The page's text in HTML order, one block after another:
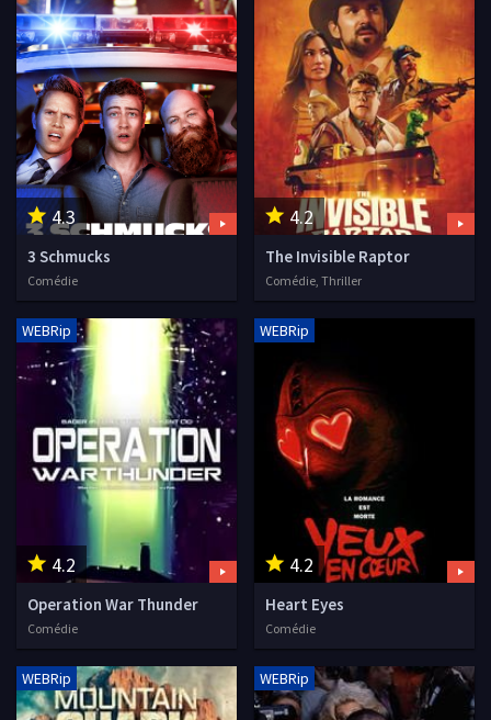
4.3
3 Schmucks
Comédie
4.2
The Invisible Raptor
Comédie, Thriller
4.2
WEBRip
Operation War Thunder
Comédie
4.2
WEBRip
Heart Eyes
Comédie
WEBRip WEBRip